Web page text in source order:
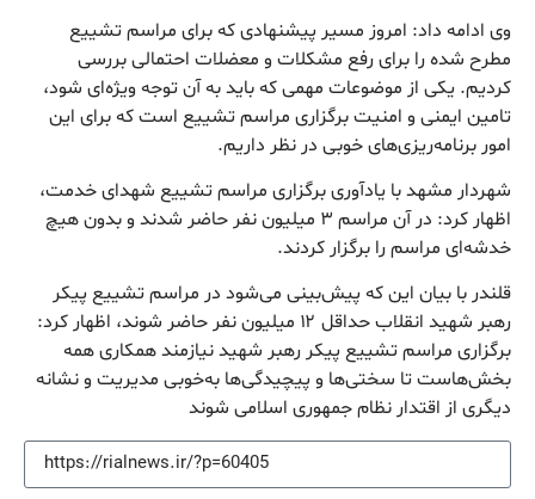
وی ادامه داد: امروز مسیر پیشنهادی که برای مراسم تشییع
مطرح شده را برای رفع مشکلات و معضلات احتمالی بررسی
کردیم. یکی از موضوعات مهمی که باید به آن توجه ویژه‌ای شود،
تامین ایمنی و امنیت برگزاری مراسم تشییع است که برای این
امور برنامه‌ریزی‌های خوبی در نظر داریم.
شهردار مشهد با یادآوری برگزاری مراسم تشییع شهدای خدمت،
اظهار کرد: در آن مراسم ۳ میلیون نفر حاضر شدند و بدون هیچ
خدشه‌ای مراسم را برگزار کردند.
قلندر با بیان این که پیش‌بینی می‌شود در مراسم تشییع پیکر
رهبر شهید انقلاب حداقل ۱۲ میلیون نفر حاضر شوند، اظهار کرد:
برگزاری مراسم تشییع پیکر رهبر شهید نیازمند همکاری همه
بخش‌هاست تا سختی‌ها و پیچیدگی‌ها به‌خوبی مدیریت و نشانه
دیگری از اقتدار نظام جمهوری اسلامی شوند